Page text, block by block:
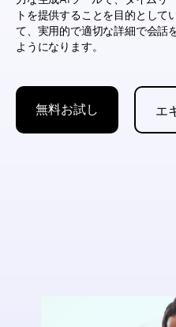
トを提供することを目的として
て、実用的で適切な詳細で会話
ようになります。
無料お試し エ